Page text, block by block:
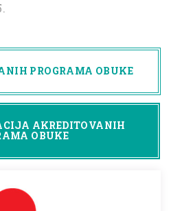
PROGRAMA OBUKE
AKREDITOVANIH
OBUKE